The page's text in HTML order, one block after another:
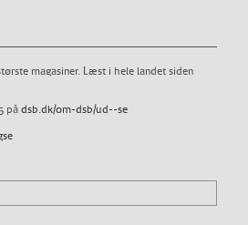
magasiner. Læst i hele landet siden
på dsb.dk/om-dsb/ud--se